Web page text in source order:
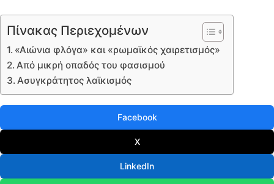
Πίνακας Περιεχομένων
«Αιώνια φλόγα» και «ρωμαϊκός χαιρετισμός»
Από μικρή οπαδός του φασισμού
Ασυγκράτητος λαϊκισμός
Facebook
X
LinkedIn